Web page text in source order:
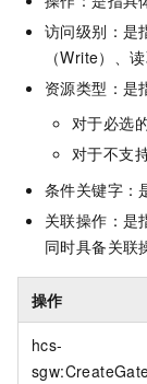
访问级别：是
（Write）、
资源类型：是
对于必选
对于不支
条件关键字：
关联操作：是
同时具备关联
操作
hcs-